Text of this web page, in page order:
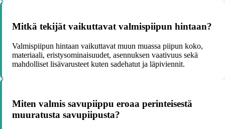
Mitkä tekijät vaikuttavat valmispiipun hintaan?
Valmispiipun hintaan vaikuttavat muun muassa piipun koko,
materiaali, eristysominaisuudet, asennuksen vaativuus sekä
mahdolliset lisävarusteet kuten sadehatut ja läpiviennit.
Miten valmis savupiippu eroaa perinteisestä
muuratusta savupiipusta?